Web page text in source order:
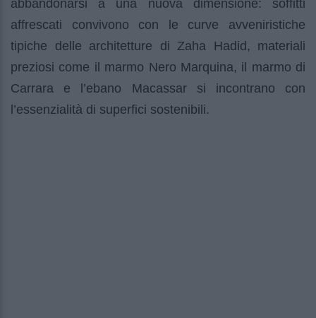
abbandonarsi a una nuova dimensione: soffitti
affrescati convivono con le curve avveniristiche
tipiche delle architetture di Zaha Hadid, materiali
preziosi come il marmo Nero Marquina, il marmo di
Carrara e l’ebano Macassar si incontrano con
l’essenzialità di superfici sostenibili.